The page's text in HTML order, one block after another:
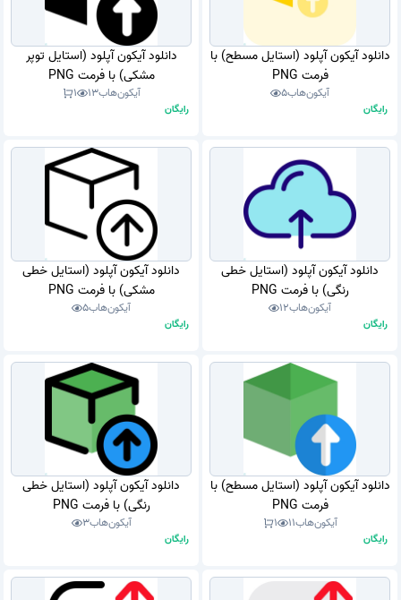
دانلود آیکون آپلود (استایل مسطح) با
فرمت PNG
آیکون‌هاب5
رایگان
دانلود آیکون آپلود (استایل توپر
مشکی) با فرمت PNG
آیکون‌هاب13
1
رایگان
دانلود آیکون آپلود (استایل خطی
رنگی) با فرمت PNG
آیکون‌هاب12
رایگان
دانلود آیکون آپلود (استایل خطی
مشکی) با فرمت PNG
آیکون‌هاب5
رایگان
دانلود آیکون آپلود (استایل مسطح) با
فرمت PNG
آیکون‌هاب11
1
رایگان
دانلود آیکون آپلود (استایل خطی
رنگی) با فرمت PNG
آیکون‌هاب3
رایگان